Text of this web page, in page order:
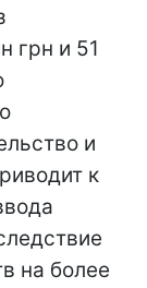
грн и 51
и
к
на более